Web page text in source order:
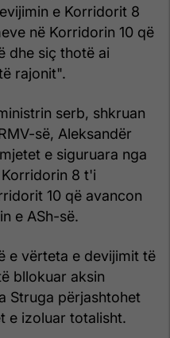
e Korridorit 8
në Korridorin 10 që
dhe siç thotë ai
rajonit".
serb, shkruan
së, Aleksandër
e siguruara nga
8 t'i
10 që avancon
e ASh-së.
e vërteta e devijimit të
bllokuar aksin
Struga përjashtohet
e izoluar totalisht.